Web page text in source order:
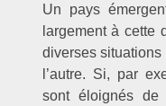
Un pays
largement à cette
diverses situations
l’autre. Si, par
sont éloignés